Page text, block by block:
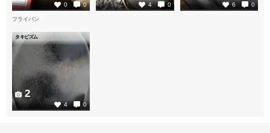
0 0 4 0 6 0
フライパン
タキビズム
4 0
2